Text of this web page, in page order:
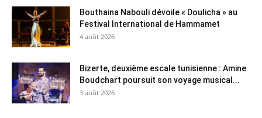
Bouthaina Nabouli dévoile « Doulicha » au
Festival International de Hammamet
4 août 2026
Bizerte, deuxième escale tunisienne : Amine
Boudchart poursuit son voyage musical...
3 août 2026